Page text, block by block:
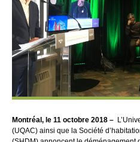
Montréal, le 11 octobre 2018 –
(UQAC) ainsi que la Société